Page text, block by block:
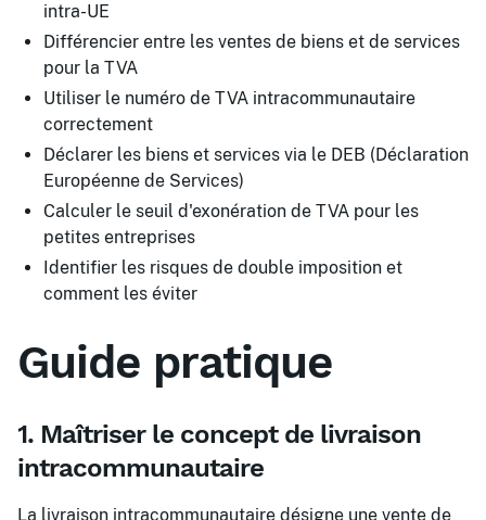
intra-UE
Différencier entre les ventes de biens et de services
pour la TVA
Utiliser le numéro de TVA intracommunautaire
correctement
Déclarer les biens et services via le DEB (Déclaration
Européenne de Services)
Calculer le seuil d'exonération de TVA pour les
petites entreprises
Identifier les risques de double imposition et
comment les éviter
Guide pratique
1. Maîtriser le concept de livraison
intracommunautaire
La livraison intracommunautaire désigne une vente de